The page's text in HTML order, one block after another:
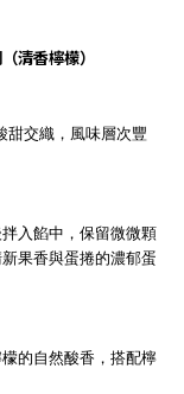
清香檸檬）
甜交織，風味層次豐
入餡中，保留微微顆
果香與蛋捲的濃郁蛋
的自然酸香，搭配檸